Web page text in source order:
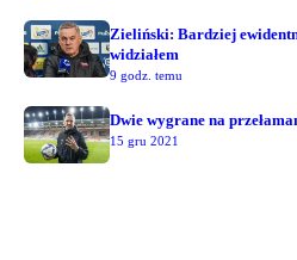
Zieliński: Bardziej
widziałem
9 godz. temu
Dwie wygrane na
15 gru 2021